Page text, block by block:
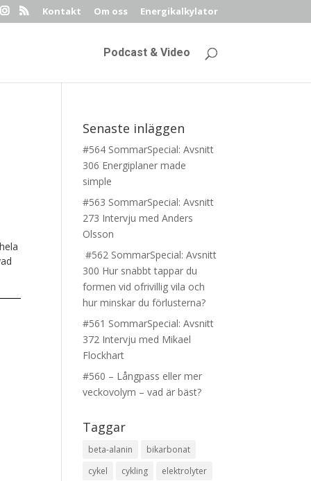
Kontakt Om oss Energikalkylator
Podcast & Video
Senaste inläggen
#564 SommarSpecial: Avsnitt
306 Energiplaner made
simple
#563 SommarSpecial: Avsnitt
273 Intervju med Anders
Olsson
#562 SommarSpecial: Avsnitt
300 Hur snabbt tappar du
formen vid ofrivillig vila och
hur minskar du förlusterna?
#561 SommarSpecial: Avsnitt
372 Intervju med Mikael
Flockhart
#560 – Långpass eller mer
veckovolym – vad är bäst?
Taggar
beta-alanin
bikarbonat
cykel
cykling
elektrolyter